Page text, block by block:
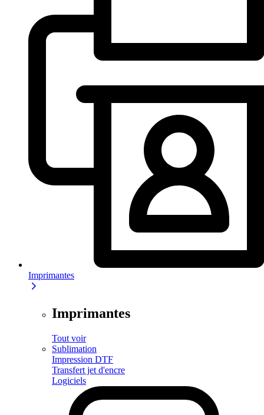
Imprimantes
Imprimantes
Tout voir
Sublimation
Impression DTF
Transfert jet d'encre
Logiciels